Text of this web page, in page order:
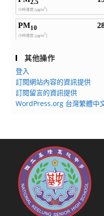
其他操作
登入
訂閱網站內容的資訊提供
訂閱留言的資訊提供
WordPress.org 台灣繁體中